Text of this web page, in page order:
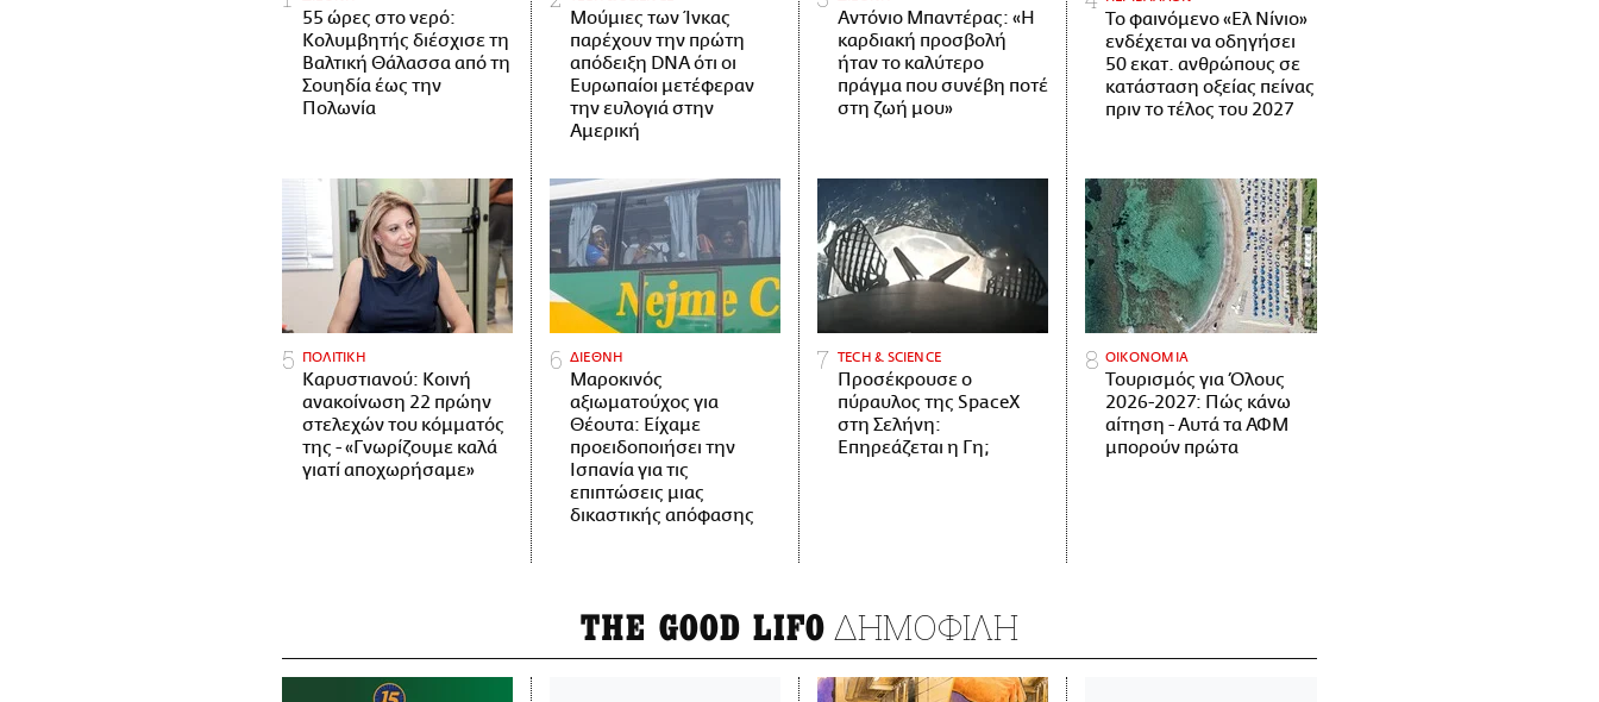
55 ώρες στο νερό:
Κολυμβητής διέσχισε τη
Βαλτική Θάλασσα από τη
Σουηδία έως την
Πολωνία
Μούμιες των Ίνκας
παρέχουν την πρώτη
απόδειξη DNA ότι οι
Ευρωπαίοι μετέφεραν
την ευλογιά στην
Αμερική
Αντόνιο Μπαντέρας: «Η
καρδιακή προσβολή
ήταν το καλύτερο
πράγμα που συνέβη ποτέ
στη ζωή μου»
Το φαινόμενο «Ελ Νίνιο»
ενδέχεται να οδηγήσει
50 εκατ. ανθρώπους σε
κατάσταση οξείας πείνας
πριν το τέλος του 2027
ΠΟΛΙΤΙΚΗ
Καρυστιανού: Κοινή
ανακοίνωση 22 πρώην
στελεχών του κόμματός
της - «Γνωρίζουμε καλά
γιατί αποχωρήσαμε»
ΔΙΕΘΝΗ
Μαροκινός
αξιωματούχος για
Θέουτα: Είχαμε
προειδοποιήσει την
Ισπανία για τις
επιπτώσεις μιας
δικαστικής απόφασης
ΤECH & SCIENCE
Προσέκρουσε ο
πύραυλος της SpaceX
στη Σελήνη:
Επηρεάζεται η Γη;
ΟΙΚΟΝΟΜΙΑ
Τουρισμός για Όλους
2026-2027: Πώς κάνω
αίτηση - Αυτά τα ΑΦΜ
μπορούν πρώτα
THE GOOD LIFO ΔΗΜΟΦΙΛΗ